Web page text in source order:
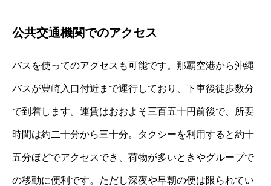
公共交通機関でのアクセス
バスを使ってのアクセスも可能です。那覇空港から沖縄
バスが豊崎入口付近まで運行しており、下車後徒歩数分
で到着します。運賃はおおよそ三百五十円前後で、所要
時間は約二十分から三十分。タクシーを利用すると約十
五分ほどでアクセスでき、荷物が多いときやグループで
の移動に便利です。ただし深夜や早朝の便は限られてい